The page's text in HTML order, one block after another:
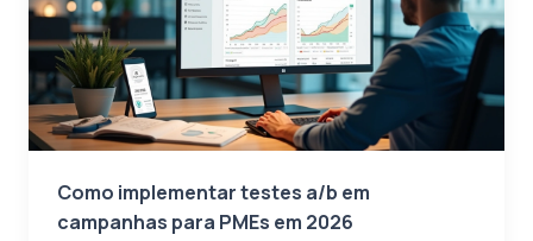
Como implementar testes a/b em
campanhas para PMEs em 2026